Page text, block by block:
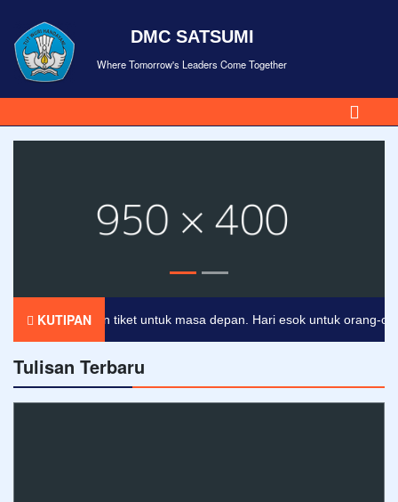
DMC SATSUMI
Where Tomorrow's Leaders Come Together
KUTIPAN
merupakan tiket untuk masa depan. Hari esok untuk orang-
Tulisan Terbaru